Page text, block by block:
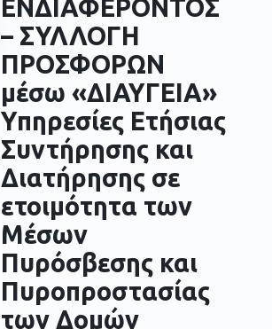
ΕΝΔΙΑΦΕΡΟΝΤΟΣ
– ΣΥΛΛΟΓΗ
ΠΡΟΣΦΟΡΩΝ
μέσω «ΔΙΑΥΓΕΙΑ»
Υπηρεσίες Ετήσιας
Συντήρησης και
Διατήρησης σε
ετοιμότητα των
Μέσων
Πυρόσβεσης και
Πυροπροστασίας
των Δομών